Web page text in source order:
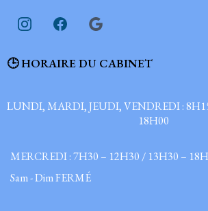
🕒 HORAIRE DU CABINET
LUNDI, MARDI, JEUDI, VENDREDI :
18H00
MERCREDI : 7H30 – 12H30 / 13H30 –
Sam - Dim FERMÉ